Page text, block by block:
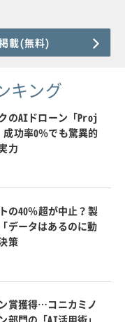
載(無料)
キング
のAIドローン「Proj
功率0％でも驚異的
力
の40％超が中止？製
データはあるのに動
策
賞獲得…コニカミノ